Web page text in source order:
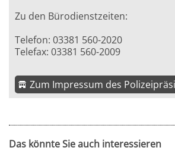
Zu den Bürodienstzeiten:
Telefon: 03381 560-2020
Telefax: 03381 560-2009
Zum Impressum des
Das könnte Sie auch interessieren